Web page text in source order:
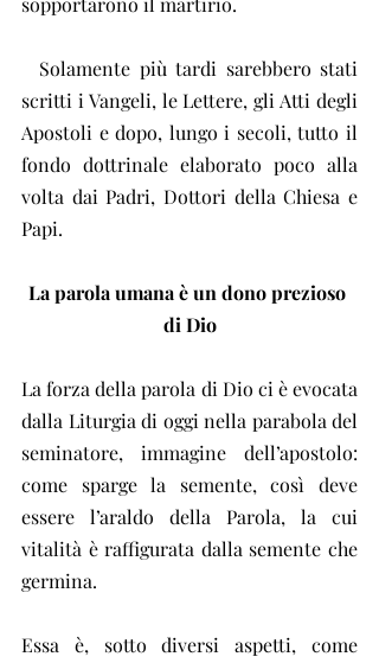
scritti i Vangeli, le Lettere, gli Atti degli
Apostoli e dopo, lungo i secoli, tutto il
fondo dottrinale elaborato poco alla
volta dai Padri, Dottori della Chiesa e
Papi.
La parola umana è un dono prezioso
di Dio
La forza della parola di Dio ci è evocata
dalla Liturgia di oggi nella parabola del
seminatore, immagine dell’apostolo:
come sparge la semente, così deve
essere l’araldo della Parola, la cui
vitalità è raffigurata dalla semente che
germina.
Essa è, sotto diversi aspetti, come